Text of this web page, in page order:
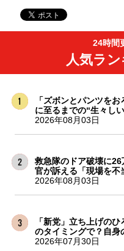
24時間
人気ラ
「ズボンとパンツを
に至るまでの“生々し
2026年08月03日
救急隊のドア破壊に26
官が訴える「現場を不
2026年08月03日
「新党」立ち上げの
のタイミングで？自身
2026年07月30日